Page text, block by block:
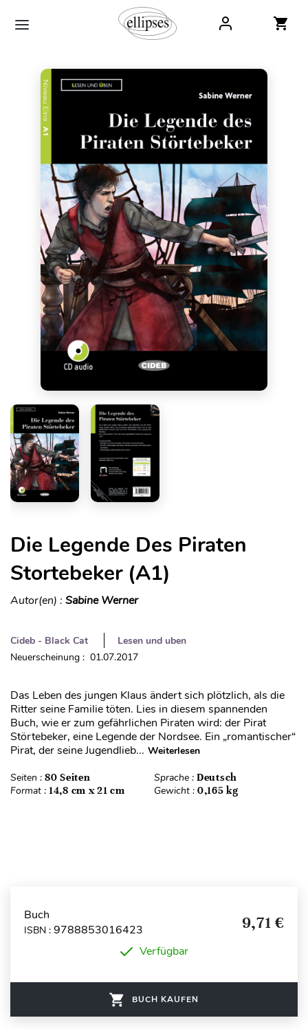
Die Legende Des Piraten
Stortebeker (A1)
Autor(en) : Sabine Werner
Cideb - Black Cat
Lesen und uben
Neuerscheinung : 01.07.2017
Das Leben des jungen Klaus ändert sich plötzlich, als die
Ritter seine Familie töten. Lies in diesem spannenden
Buch, wie er zum gefährlichen Piraten wird: der Pirat
Störtebeker, eine Legende der Nordsee. Ein „romantischer“
Pirat, der seine Jugendlieb... Weiterlesen
Seiten : 80 Seiten Sprache : Deutsch
Format : 14,8 cm x 21 cm Gewicht : 0,165 kg
Buch
ISBN : 9788853016423 9,71 €
Verfügbar
BUCH KAUFEN